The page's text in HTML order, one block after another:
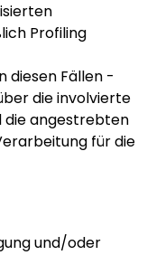
Profiling
diesen Fällen -
die involvierte
die angestrebten
für die
und/oder